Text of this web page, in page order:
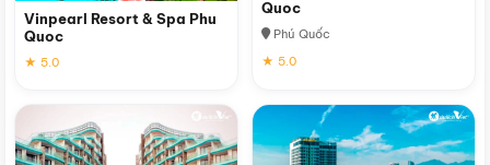
Vinpearl Resort & Spa Phu
Quoc
★ 5.0
Quoc
Phú Quốc
★ 5.0